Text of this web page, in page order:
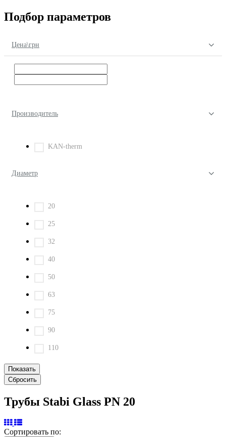
Подбор параметров
Цена\грн
Производитель
KAN-therm
Диаметр
20
25
32
40
50
63
75
90
110
Трубы Stabi Glass PN 20
Сортировать по: